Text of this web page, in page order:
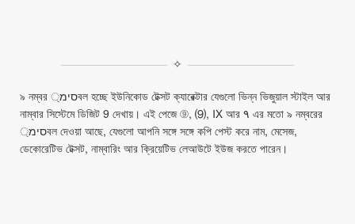
✧
৯ নম্বর סימ্বল হচ্ছে ইউনিকোড টেক্সট ক্যারেক্টার যেগুলো ভিন্ন ভিজুয়াল স্টাইল আর
নাম্বার সিস্টেমে ডিজিট 9 দেখায়। এই পেজে ⑨, ⑼, Ⅸ আর ٩ এর মতো ৯ নম্বরের
סימ্বল দেওয়া আছে, যেগুলো আপনি সঙ্গে সঙ্গে কপি পেস্ট করে নাম, মেসেজ,
ডেকোরেটিভ টেক্সট, নাম্বারিং আর ক্রিয়েটিভ লেআউটে ইউজ করতে পারেন।